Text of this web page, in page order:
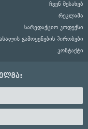
ჩვენ შესახებ
რეკლამა
სარედაქციო კოდექსი
გამოყენების პირობები
კონტაქტი